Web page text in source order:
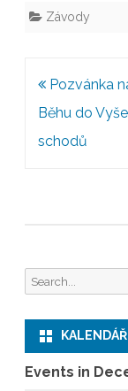
Závody
Post
navigation
Pozvánka
Běhu do
schodů
Search
for:
Events in